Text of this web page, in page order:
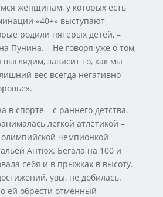
женщинам, у которых есть
«40+» выступают
родили пятерых детей, –
Пунина. – Не говоря уже о том,
выглядим, зависит то, как мы
вес всегда негативно
в спорте – с раннего детства.
легкой атлетикой –
чемпионкой
Антюх. Бегала на 100 и
себя и в прыжках в высоту.
увы, не добилась.
ей обрести отменный